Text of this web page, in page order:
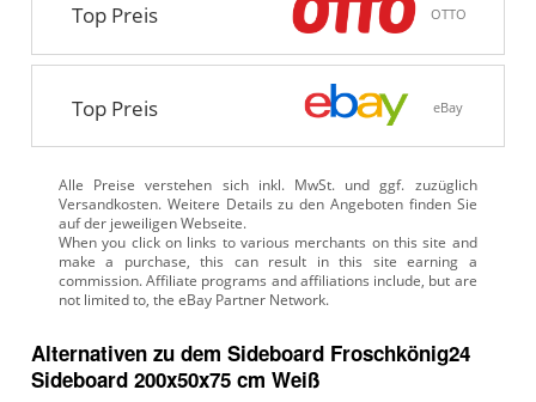
Top Preis OTTO
Top Preis eBay
Alle Preise verstehen sich inkl. MwSt. und ggf. zuzüglich
Versandkosten. Weitere Details zu den Angeboten finden Sie
auf der jeweiligen Webseite.
Alternativen zu dem Sideboard Froschkönig24
Sideboard 200x50x75 cm Weiß